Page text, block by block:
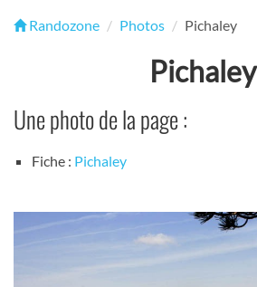
Randozone Photos Pichaley
Pichaley
Une photo de la page :
Fiche : Pichaley